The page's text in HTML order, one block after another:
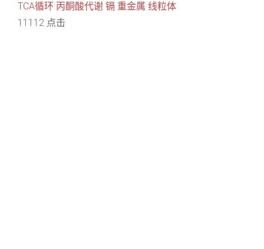
TCA循环 丙酮酸代谢 镉 重金属 线粒体
11112 点击